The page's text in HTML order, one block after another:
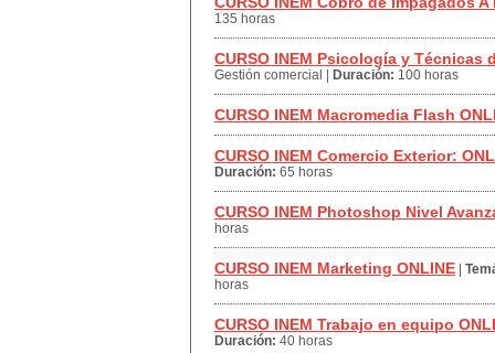
135 horas
CURSO INEM Psicología y Técnicas
Gestión comercial Duración: 100 horas
CURSO INEM Macromedia Flash
CURSO INEM Comercio Exterior:
Duración: 65 horas
CURSO INEM Photoshop Nivel
horas
CURSO INEM Marketing ONLINE
horas
CURSO INEM Trabajo en equipo
Duración: 40 horas